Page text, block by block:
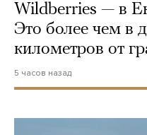
Wildberries — в
Это более чем в
километров от
5 часов назад